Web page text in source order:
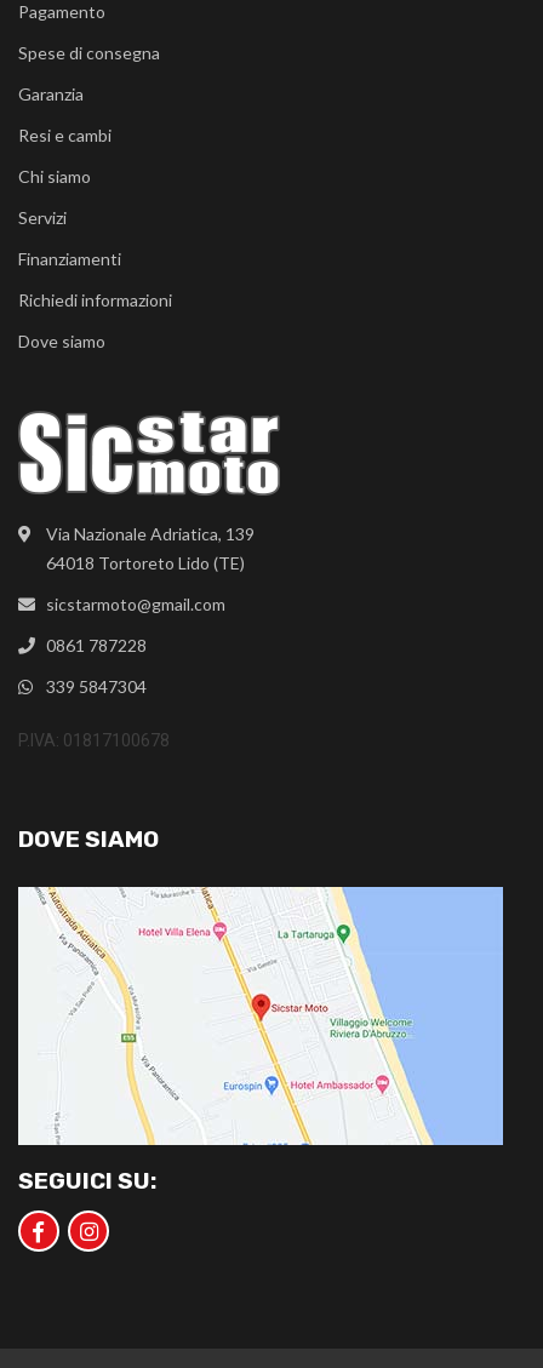
Via Nazionale Adriatica, 139
64018 Tortoreto Lido (TE)
sicstarmoto@gmail.com
0861 787228
339 5847304
P.IVA: 01817100678
Pagamento
Spese di consegna
Garanzia
Resi e cambi
Chi siamo
Servizi
Finanziamenti
Richiedi informazioni
Dove siamo
DOVE SIAMO
SEGUICI SU: